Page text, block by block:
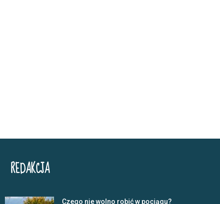
REDAKCJA
Czego nie wolno robić w pociągu?